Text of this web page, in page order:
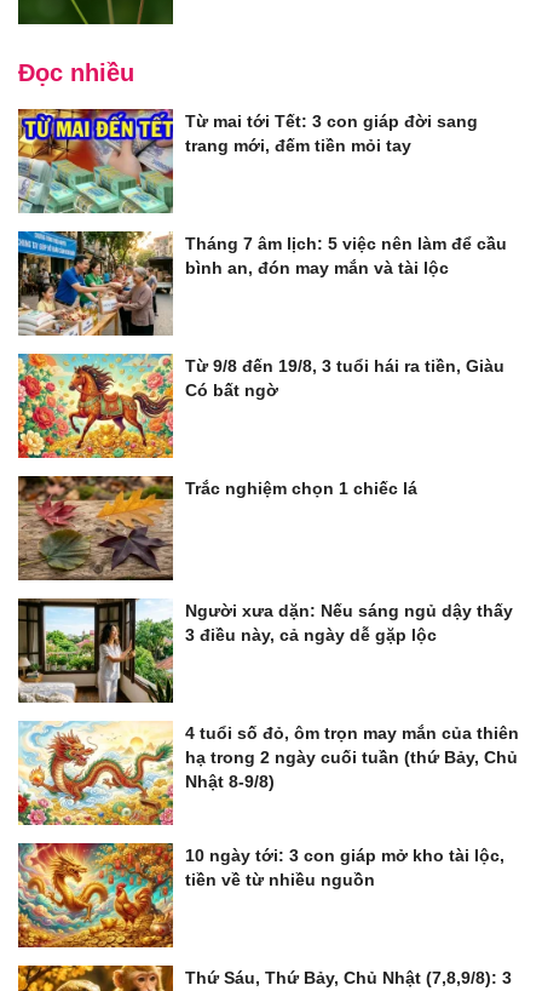
Đọc nhiều
Từ mai tới Tết: 3 con giáp đời sang
trang mới, đếm tiền mỏi tay
Tháng 7 âm lịch: 5 việc nên làm để cầu
bình an, đón may mắn và tài lộc
Từ 9/8 đến 19/8, 3 tuổi hái ra tiền, Giàu
Có bất ngờ
Trắc nghiệm chọn 1 chiếc lá
Người xưa dặn: Nếu sáng ngủ dậy thấy
3 điều này, cả ngày dễ gặp lộc
4 tuổi số đỏ, ôm trọn may mắn của thiên
hạ trong 2 ngày cuối tuần (thứ Bảy, Chủ
Nhật 8-9/8)
10 ngày tới: 3 con giáp mở kho tài lộc,
tiền về từ nhiều nguồn
Thứ Sáu, Thứ Bảy, Chủ Nhật (7,8,9/8): 3